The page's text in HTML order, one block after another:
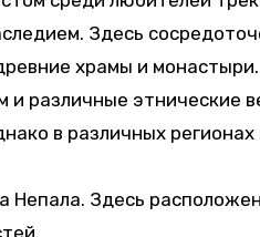
Здесь
храмы и монастыри.
и различные этнические
в различных
Непала. Здесь